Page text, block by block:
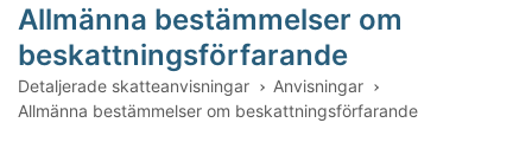
Allmänna bestämmelser om
beskattningsförfarande
Detaljerade skatteanvisningar
Anvisningar
Allmänna bestämmelser om beskattningsförfarande